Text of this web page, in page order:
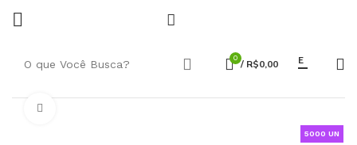
0 / R$0,00 E
5000 UN